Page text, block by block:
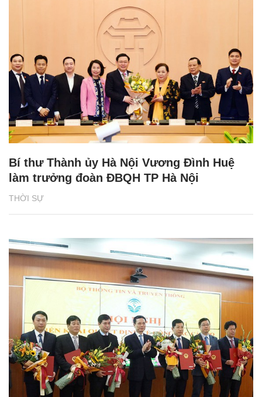
THỜI SỰ
Bí thư Thành ủy Hà Nội Vương Đình Huệ
làm trưởng đoàn ĐBQH TP Hà Nội